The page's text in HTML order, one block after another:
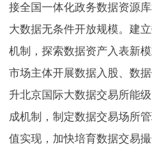
接全国一体化政务数据资源
大数据无条件开放规模。建
机制，探索数据资产入表新
市场主体开展数据入股、数
升北京国际大数据交易所能
成机制，制定数据交易场所
值实现，加快培育数据交易